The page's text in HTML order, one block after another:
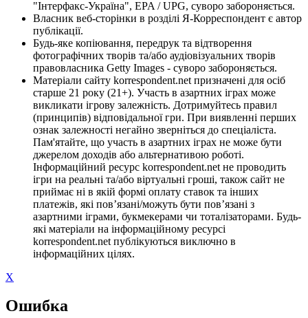
"Інтерфакс-Україна", EPA / UPG, суворо забороняється.
Власник веб-сторінки в розділі Я-Корреспондент є автор
публікації.
Будь-яке копіювання, передрук та відтворення
фотографічних творів та/або аудіовізуальних творів
правовласника Getty Images - суворо забороняється.
Матеріали сайту korrespondent.net призначені для осіб
старше 21 року (21+). Участь в азартних іграх може
викликати ігрову залежність. Дотримуйтесь правил
(принципів) відповідальної гри. При виявленні перших
ознак залежності негайно зверніться до спеціаліста.
Пам'ятайте, що участь в азартних іграх не може бути
джерелом доходів або альтернативою роботі.
Інформаційний ресурс korrespondent.net не проводить
ігри на реальні та/або віртуальні гроші, також сайт не
приймає ні в якій формі оплату ставок та інших
платежів, які пов’язані/можуть бути пов’язані з
азартними іграми, букмекерами чи тоталізаторами. Будь-
які матеріали на інформаційному ресурсі
korrespondent.net публікуються виключно в
інформаційних цілях.
X
Ошибка